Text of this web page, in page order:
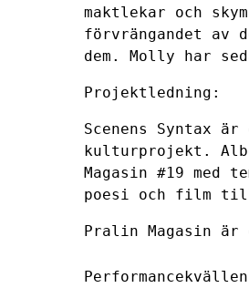
maktlekar och
förvrängandet av
dem. Molly har
Projektledning:
Scenens Syntax
kulturprojekt .
Magasin #19
poesi och film till
Pralin Magasin